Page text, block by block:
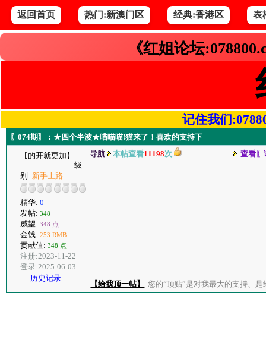
返回首页 热门:新澳门区 经典:香港区 表
《红姐论坛
记住我们
〖074期〗：★四个半波★喵喵喵!猫来了！喜欢的支持下
【的开就更加】
级
别: 新手上路
精华: 0
发帖: 348
威望: 348 点
金钱: 253 RMB
贡献值: 348 点
注册:2023-11-22
登录:2025-06-03
历史记录
导航 本帖查看11198次 查看〖
【给我顶一帖】 您的“顶贴”是对我最大的支持、